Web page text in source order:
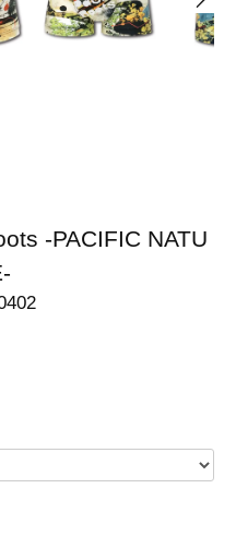
-PACIFIC NATU